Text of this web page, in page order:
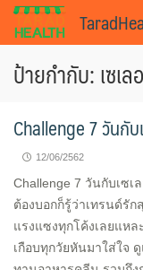
Skip
ป้ายกำกับ: เซเล
Challenge 7 วันกั
12/06/2562
Challenge 7 วันกับเซ
ต้องบอกก็รู้ว่าเทรนด์รั
แรงแซงทุกโค้งเลยแห
เกือบทุกวัยหันมาใส่ใจ